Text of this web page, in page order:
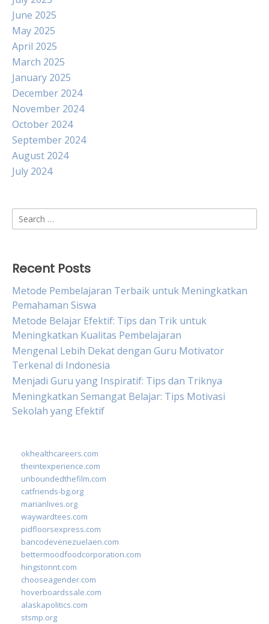
June 2025
May 2025
April 2025
March 2025
January 2025
December 2024
November 2024
October 2024
September 2024
August 2024
July 2024
Search
for:
Recent Posts
Metode Pembelajaran Terbaik untuk Meningkatkan
Pemahaman Siswa
Metode Belajar Efektif: Tips dan Trik untuk
Meningkatkan Kualitas Pembelajaran
Mengenal Lebih Dekat dengan Guru Motivator
Terkenal di Indonesia
Menjadi Guru yang Inspiratif: Tips dan Triknya
Meningkatkan Semangat Belajar: Tips Motivasi
Sekolah yang Efektif
okhealthcareers.com
theintexperience.com
unboundedthefilm.com
catfriends-bg.org
marianlives.org
waywardtees.com
pidfloorsexpress.com
bancodevenezuelaen.com
bettermoodfoodcorporation.com
hingstonnt.com
chooseagender.com
hoverboardssale.com
alaskapolitics.com
stsmp.org